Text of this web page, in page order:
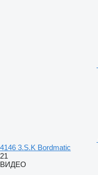
4146 3.S.K Bordmatic
21
ВИДЕО